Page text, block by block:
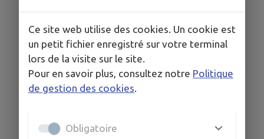
Ce site web utilise des cookies. Un cookie est
un petit fichier enregistré sur votre terminal
lors de la visite sur le site.
Pour en savoir plus, consultez notre Politique
de gestion des cookies
Obligatoire